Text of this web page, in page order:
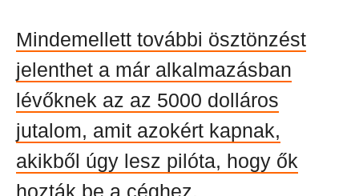
Mindemellett további ösztönzést
jelenthet a már alkalmazásban
lévőknek az az 5000 dolláros
jutalom, amit azokért kapnak,
akikből úgy lesz pilóta, hogy ők
hozták be a céghez.